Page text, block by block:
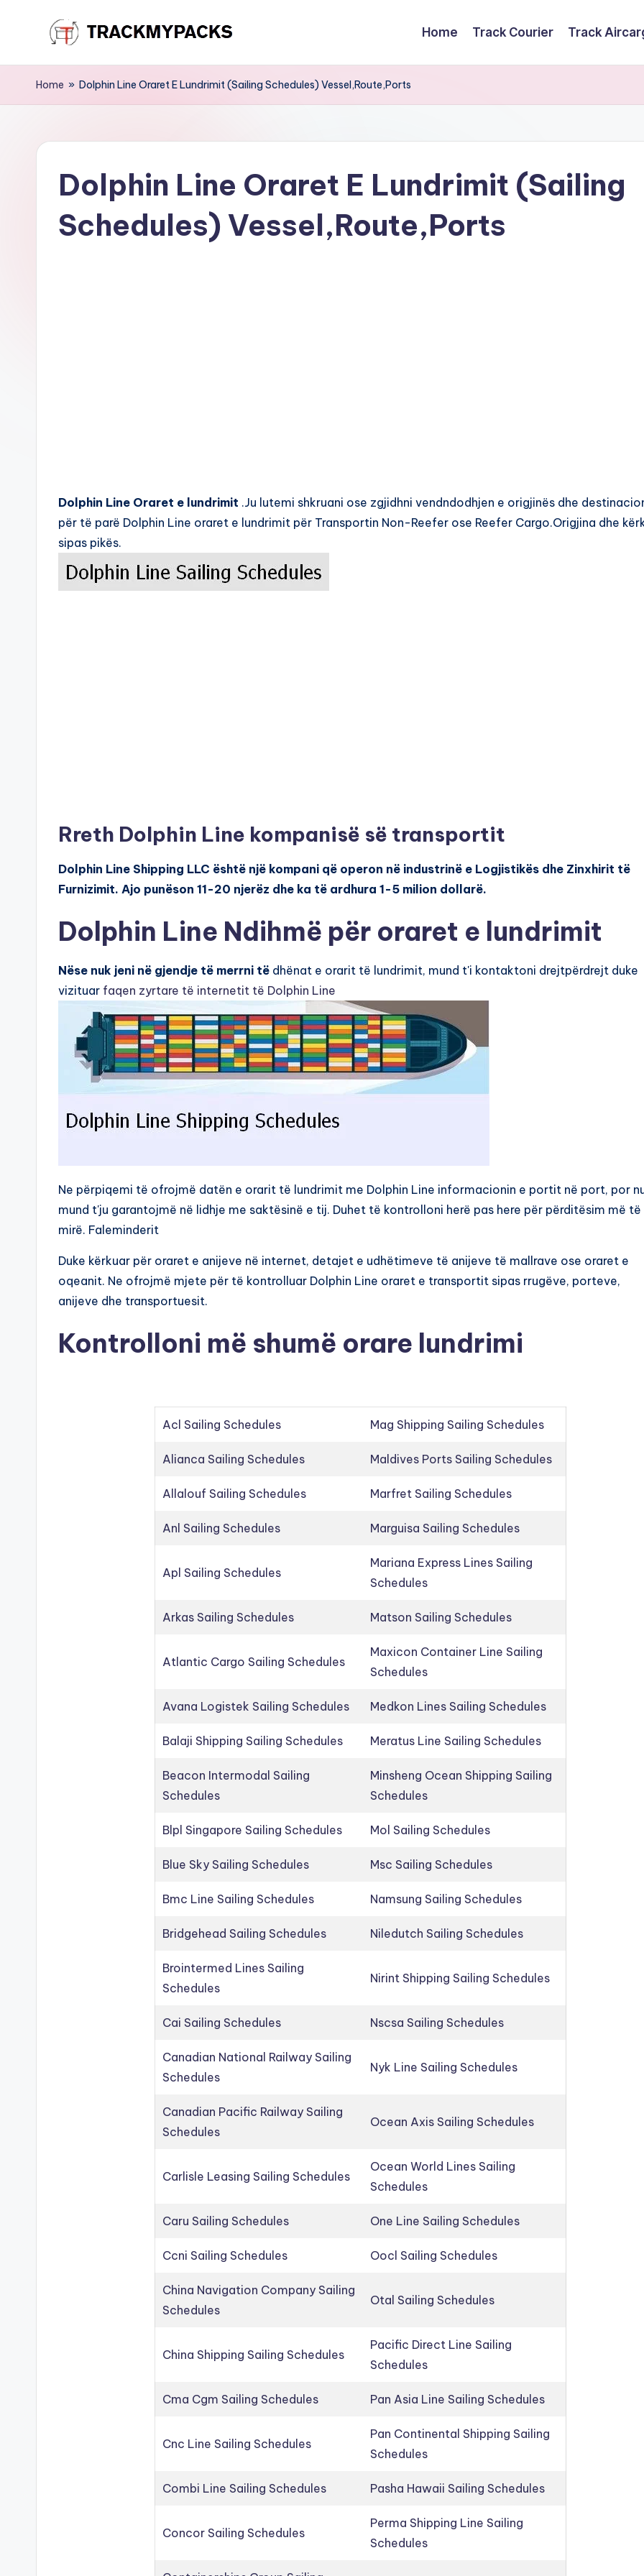
content
T
r
c
M
Home Track Courier Track
Home » Dolphin Line Oraret E Lundrimit (Sailing Schedules) Vessel,Route,Ports
Dolphin Line Oraret E Lundrimit (Sailing
Schedules) Vessel,Route,Ports
Dolphin Line Oraret e lundrimit .Ju lutemi shkruani ose zgjidhni vendndodhjen e origjinës dhe
për të parë Dolphin Line oraret e lundrimit për Transportin Non-Reefer ose Reefer Cargo.Origjina dhe
sipas pikës.
Rreth Dolphin Line kompanisë së transportit
Dolphin Line Shipping LLC është një kompani që operon në industrinë e Logjistikës dhe Zinxhirit të
Furnizimit. Ajo punëson 11-20 njerëz dhe ka të ardhura 1-5 milion dollarë.
Dolphin Line Ndihmë për oraret e lundrimit
Nëse nuk jeni në gjendje të merrni të dhënat e orarit të lundrimit, mund t'i kontaktoni drejtpërdrejt duke
vizituar faqen zyrtare të internetit të Dolphin Line
Ne përpiqemi të ofrojmë datën e orarit të lundrimit me Dolphin Line informacionin e portit në port, por
mund t'ju garantojmë në lidhje me saktësinë e tij. Duhet të kontrolloni herë pas here për përditësim më të
mirë. Faleminderit
Duke kërkuar për oraret e anijeve në internet, detajet e udhëtimeve të anijeve të mallrave ose oraret e
oqeanit. Ne ofrojmë mjete për të kontrolluar Dolphin Line oraret e transportit sipas rrugëve, porteve,
anijeve dhe transportuesit.
Kontrolloni më shumë orare lundrimi
Acl Sailing Schedules Mag Shipping Sailing Schedules
Alianca Sailing Schedules Maldives Ports Sailing Schedules
Allalouf Sailing Schedules Marfret Sailing Schedules
Anl Sailing Schedules Marguisa Sailing Schedules
Apl Sailing Schedules
Mariana Express Lines Sailing
Schedules
Arkas Sailing Schedules Matson Sailing Schedules
Atlantic Cargo Sailing Schedules
Maxicon Container Line Sailing
Schedules
Avana Logistek Sailing Schedules Medkon Lines Sailing Schedules
Balaji Shipping Sailing Schedules Meratus Line Sailing Schedules
Beacon Intermodal Sailing
Schedules
Minsheng Ocean Shipping Sailing
Schedules
Blpl Singapore Sailing Schedules Mol Sailing Schedules
Blue Sky Sailing Schedules Msc Sailing Schedules
Bmc Line Sailing Schedules Namsung Sailing Schedules
Bridgehead Sailing Schedules Niledutch Sailing Schedules
Brointermed Lines Sailing
Schedules
Nirint Shipping Sailing Schedules
Cai Sailing Schedules Nscsa Sailing Schedules
Canadian National Railway Sailing
Schedules
Nyk Line Sailing Schedules
Canadian Pacific Railway Sailing
Schedules
Ocean Axis Sailing Schedules
Carlisle Leasing Sailing Schedules
Ocean World Lines Sailing
Schedules
Caru Sailing Schedules One Line Sailing Schedules
Ccni Sailing Schedules Oocl Sailing Schedules
China Navigation Company Sailing
Schedules
Otal Sailing Schedules
China Shipping Sailing Schedules
Pacific Direct Line Sailing
Schedules
Cma Cgm Sailing Schedules Pan Asia Line Sailing Schedules
Cnc Line Sailing Schedules
Pan Continental Shipping Sailing
Schedules
Combi Line Sailing Schedules Pasha Hawaii Sailing Schedules
Concor Sailing Schedules
Perma Shipping Line Sailing
Schedules